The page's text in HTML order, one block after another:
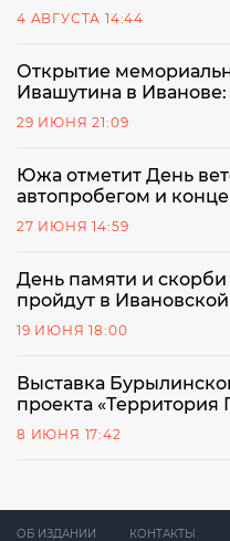
4 АВГУСТА 14:44
Открытие
Ивашутина в Иванове:
29 ИЮНЯ 21:09
Южа отметит День
автопробегом и
27 ИЮНЯ 14:59
День памяти и
пройдут в
19 ИЮНЯ 18:00
Выставка
проекта «Территория
8 ИЮНЯ 17:42
ОБ ИЗДАНИИ КОНТАКТЫ